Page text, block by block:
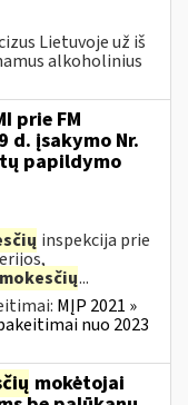
Lietuvoje už iš
alkoholinius
prie FM
d. įsakymo Nr.
papildymo
inspekcija prie
mokesčių...
MĮP 2021 »
nuo 2023
mokėtojai